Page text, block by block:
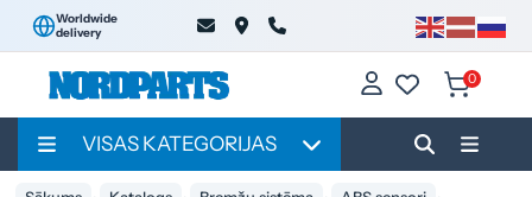
Worldwide
delivery
0
VISAS KATEGORIJAS